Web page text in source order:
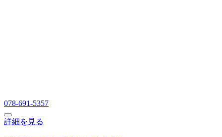
078-691-5357
詳細を見る